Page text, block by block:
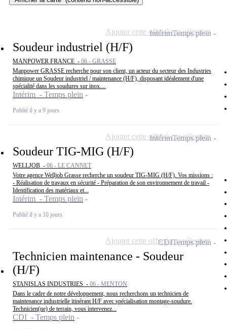
Soudeur industriel (H/F)
MANPOWER FRANCE - 06 - GRASSE
Manpower GRASSE recherche pour son client, un acteur du secteur des Industries
chimique un Soudeur industriel / maintenance (H/F), disposant idéalement d'une
spécialité dans les soudures sur inox....
Intérim - Temps plein
Publié il y a 9 jours
IntérimTemps plein
Ajouter cette offre à ma sélection
Soudeur TIG-MIG (H/F)
WELLJOB - 06 - LE CANNET
Votre agence Welljob Grasse recherche un soudeur TIG-MIG (H/F). Vos missions :
- Réalisation de travaux en sécurité - Préparation de son environnement de travail -
Identification des matériaux et...
Intérim - Temps plein
Publié il y a 10 jours
IntérimTemps plein
Ajouter cette offre à ma sélection
Technicien maintenance - Soudeur
(H/F)
STANISLAS INDUSTRIES - 06 - MENTON
Dans le cadre de notre développement, nous recherchons un technicien de
maintenance industrielle itinérant H/F avec spécialisation montage-soudure.
Technicien(ne) de terrain, vous intervenez...
CDI - Temps plein
CDITemps plein
Ajouter cette offre à ma sélection